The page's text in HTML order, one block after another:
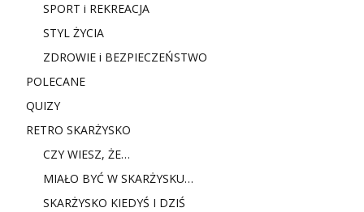
SPORT i REKREACJA
STYL ŻYCIA
ZDROWIE i BEZPIECZEŃSTWO
POLECANE
QUIZY
RETRO SKARŻYSKO
CZY WIESZ, ŻE…
MIAŁO BYĆ W SKARŻYSKU…
SKARŻYSKO KIEDYŚ I DZIŚ